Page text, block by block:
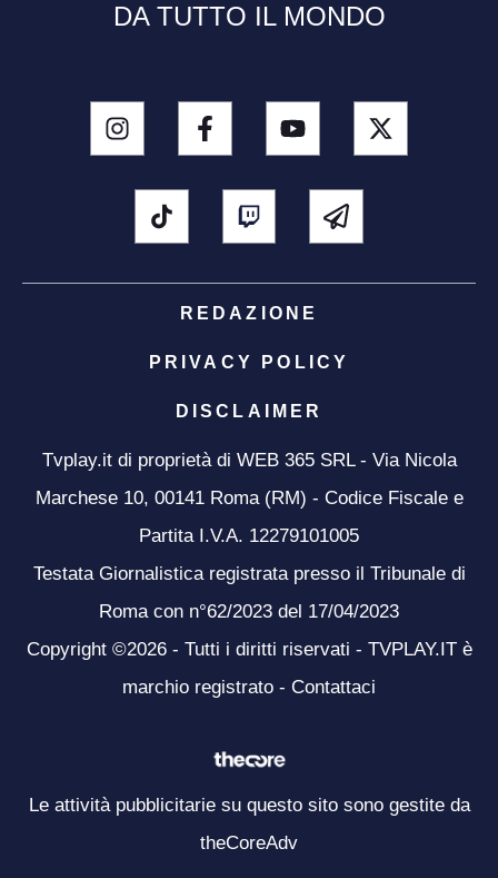
DA TUTTO IL MONDO
REDAZIONE
PRIVACY POLICY
DISCLAIMER
Tvplay.it di proprietà di WEB 365 SRL - Via Nicola
Marchese 10, 00141 Roma (RM) - Codice Fiscale e
Partita I.V.A. 12279101005
Testata Giornalistica registrata presso il Tribunale di
Roma con n°62/2023 del 17/04/2023
Copyright ©2026 - Tutti i diritti riservati - TVPLAY.IT è
marchio registrato - Contattaci
Le attività pubblicitarie su questo sito sono gestite da
theCoreAdv